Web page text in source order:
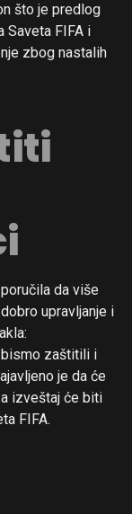
što je predlog
Saveta FIFA i
zbog nastalih
da više
upravljanje i
bismo zaštitili i
je da će
izveštaj će biti
FIFA.